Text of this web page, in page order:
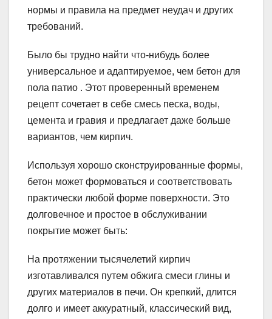
нормы и правила на предмет неудач и других
требований.
Было бы трудно найти что-нибудь более
универсальное и адаптируемое, чем бетон для
пола патио . Этот проверенный временем
рецепт сочетает в себе смесь песка, воды,
цемента и гравия и предлагает даже больше
вариантов, чем кирпич.
Используя хорошо сконструированные формы,
бетон может формоваться и соответствовать
практически любой форме поверхности. Это
долговечное и простое в обслуживании
покрытие может быть:
На протяжении тысячелетий кирпич
изготавливался путем обжига смеси глины и
других материалов в печи. Он крепкий, длится
долго и имеет аккуратный, классический вид,